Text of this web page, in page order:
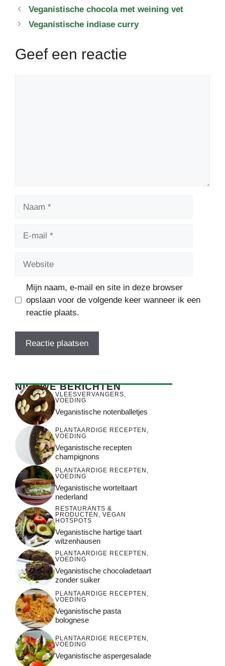
Veganistische chocola met weining vet
Veganistische indiase curry
Geef een reactie
Mijn naam, e-mail en site in deze browser
opslaan voor de volgende keer wanneer ik een
reactie plaats.
NIEUWE BERICHTEN
VLEESVERVANGERS
VOEDING
Veganistische notenballetjes
PLANTAARDIGE RECEPTEN
VOEDING
Veganistische recepten
champignons
PLANTAARDIGE RECEPTEN
VOEDING
Veganistische worteltaart
nederland
RESTAURANTS &
PRODUCTEN , VEGAN
HOTSPOTS
Veganistische hartige taart
witzenhausen
PLANTAARDIGE RECEPTEN
VOEDING
Veganistische chocoladetaart
zonder suiker
PLANTAARDIGE RECEPTEN
VOEDING
Veganistische pasta
bolognese
PLANTAARDIGE RECEPTEN
VOEDING
Veganistische aspergesalade